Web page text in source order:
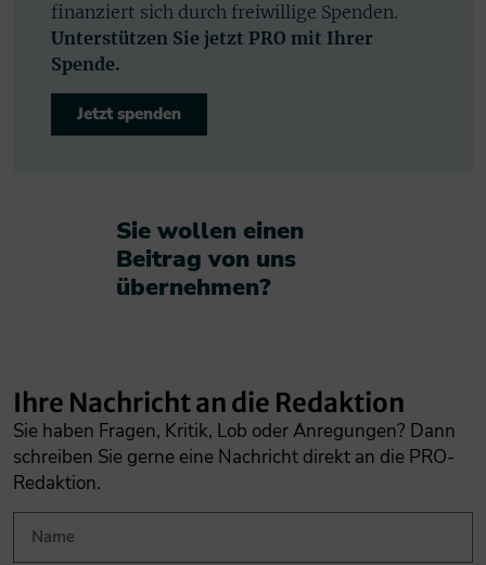
finanziert sich durch freiwillige Spenden.
Unterstützen Sie jetzt PRO mit Ihrer
Spende.
Jetzt spenden
Sie wollen einen
Beitrag von uns
übernehmen?​
Ihre Nachricht an die Redaktion
Sie haben Fragen, Kritik, Lob oder Anregungen? Dann
schreiben Sie gerne eine Nachricht direkt an die PRO-
Redaktion.